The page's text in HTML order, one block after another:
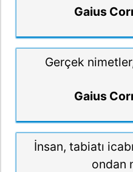
Gaius
Gerçek
Gaius
İnsan, tabiatı
ondan